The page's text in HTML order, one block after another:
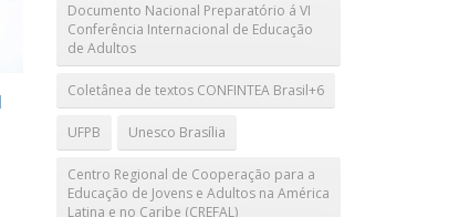
Documento Nacional Preparatório á VI
Conferência Internacional de Educação
de Adultos
Coletânea de textos CONFINTEA Brasil+6
UFPB Unesco Brasília
Centro Regional de Cooperação para a
Educação de Jovens e Adultos na América
Latina e no Caribe (CREFAL)